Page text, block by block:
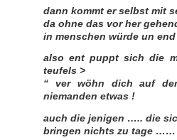
dann kommt er selbst
da ohne das vor her
in menschen würde un
also ent puppt sich die
teufels >
“ ver wöhn dich auf
niemanden etwas !
auch die jenigen ….. die
bringen nichts zu tage ……